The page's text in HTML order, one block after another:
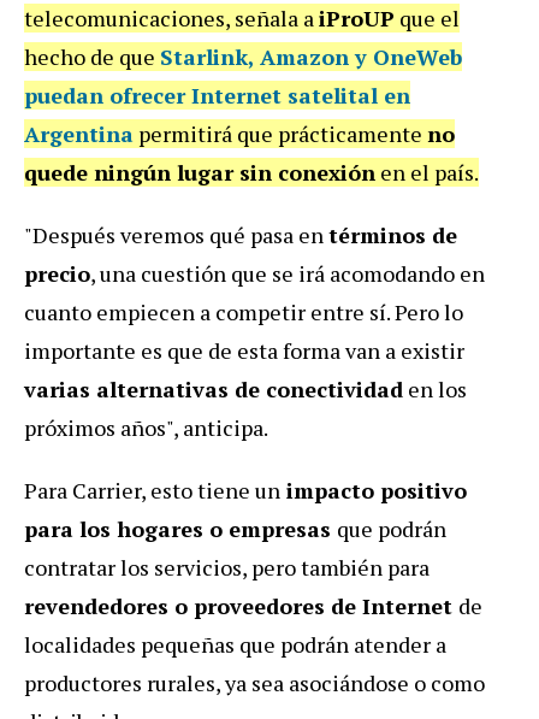
telecomunicaciones, señala aiProUP que el
hecho de que Starlink, Amazon y OneWeb
puedan ofrecer Internet satelital en
Argentina permitirá que prácticamente no
quede ningún lugar sin conexión en el país.
"Después veremos qué pasa entérminos de
precio, una cuestión que se irá acomodando en
cuanto empiecen a competir entre sí. Pero lo
importante es que de esta forma van a existir
varias alternativas de conectividad en los
próximos años", anticipa.
Para Carrier, esto tiene un impacto positivo
para los hogares o empresas que podrán
contratar los servicios, pero también para
revendedores o proveedores de Internet de
localidades pequeñas que podrán atender a
productores rurales, ya sea asociándose o como